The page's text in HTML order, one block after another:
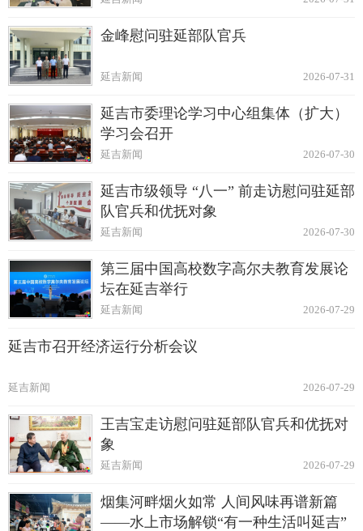
金峰慰问驻延部队官兵
2026-07-31
延吉新闻
延吉市委理论学习中心组集体（扩大）
学习会召开
2026-07-30
延吉新闻
延吉市级领导 “八一” 前走访慰问驻延部
队官兵和优抚对象
2026-07-30
延吉新闻
第三届中国高校数字高尔夫教育发展论
坛在延吉举行
2026-07-29
延吉新闻
延吉市召开经济运行分析会议
2026-07-29
延吉新闻
王吉宝走访慰问驻延部队官兵和优抚对
象
2026-07-29
延吉新闻
烟集河畔烟火如常 人间风味再谱新篇
——水上市场解锁“有一种生活叫延吉”